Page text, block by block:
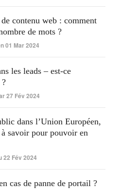
contenu web : comment
de mots ?
01 Mar 2024
les leads – est-ce
?
27 Fév 2024
dans l’Union Européen,
à savoir pour pouvoir en
22 Fév 2024
cas de panne de portail ?